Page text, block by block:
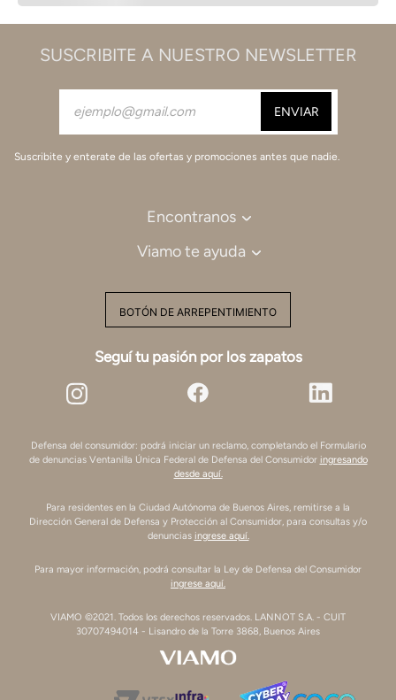
SUSCRIBITE A NUESTRO NEWSLETTER
Suscribite y enterate de las ofertas y promociones antes que nadie.
Encontranos
Viamo te ayuda
BOTÓN DE ARREPENTIMIENTO
Seguí tu pasión por los zapatos
Defensa del consumidor: podrá iniciar un reclamo, completando el Formulario
de denuncias Ventanilla Única Federal de Defensa del Consumidor ingresando
desde aquí.
Para residentes en la Ciudad Autónoma de Buenos Aires, remitirse a la
Dirección General de Defensa y Protección al Consumidor, para consultas y/o
denuncias ingrese aquí.
Para mayor información, podrá consultar la Ley de Defensa del Consumidor
ingrese aquí.
VIAMO ©2021. Todos los derechos reservados. LANNOT S.A. - CUIT
30707494014 - Lisandro de la Torre 3868, Buenos Aires